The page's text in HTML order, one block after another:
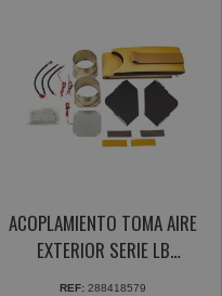
ACOPLAMIENTO TOMA AIRE
EXTERIOR SERIE LB
3NDN9006
REF: 288418579